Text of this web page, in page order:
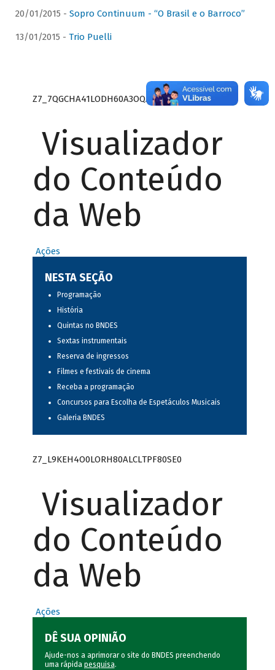
20/01/2015 - Sopro Continuum - “O Brasil e o Barroco”
13/01/2015 - Trio Puelli
Z7_7QGCHA41LODH60A3OQA8RN1415
Visualizador
do Conteúdo
da Web
Ações
NESTA SEÇÃO
Programação
História
Quintas no BNDES
Sextas instrumentais
Reserva de ingressos
Filmes e festivais de cinema
Receba a programação
Concursos para Escolha de Espetáculos Musicais
Galeria BNDES
Z7_L9KEH4O0LORH80ALCLTPF80SE0
Visualizador
do Conteúdo
da Web
Ações
DÊ SUA OPINIÃO
Ajude-nos a aprimorar o site do BNDES preenchendo
uma rápida pesquisa.